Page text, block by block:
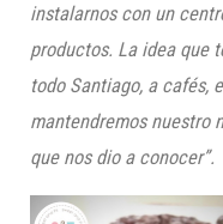
instalarnos con un
productos. La idea que
todo Santiago, a cafés,
mantendremos nuestro
que nos dio a conocer”.